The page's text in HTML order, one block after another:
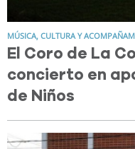
MÚSICA, CULTURA Y
El Coro de La
concierto en
de Niños